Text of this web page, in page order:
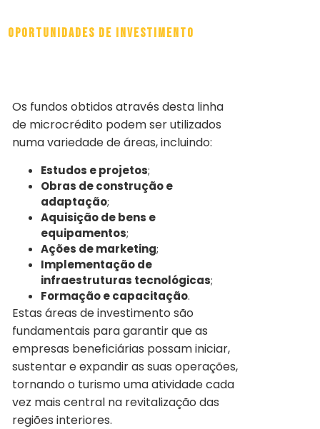
Oportunidades de Investimento
Os fundos obtidos através desta linha
de microcrédito podem ser utilizados
numa variedade de áreas, incluindo:
Estudos e projetos;
Obras de construção e
adaptação;
Aquisição de bens e
equipamentos;
Ações de marketing;
Implementação de
infraestruturas tecnológicas;
Formação e capacitação.
Estas áreas de investimento são
fundamentais para garantir que as
empresas beneficiárias possam iniciar,
sustentar e expandir as suas operações,
tornando o turismo uma atividade cada
vez mais central na revitalização das
regiões interiores.